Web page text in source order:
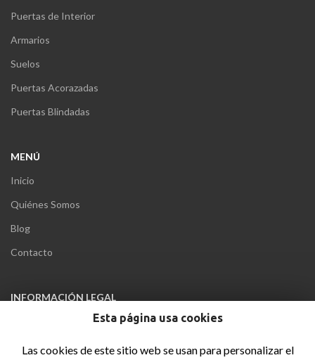
Puertas de Interior
Armarios
Suelos
Puertas Acorazadas
Puertas Blindadas
MENÚ
Inicio
Quiénes Somos
Blog
Contacto
INFORMACIÓN LEGAL
Política de privacidad
Esta página usa cookies
Las cookies de este sitio web se usan para personalizar el